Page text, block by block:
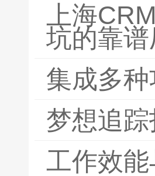
上海
坑的靠
集成多
梦想追
工作效